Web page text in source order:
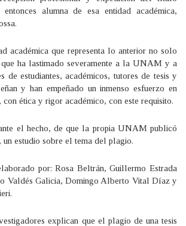
entonces alumna de esa entidad académica,
académica que representa lo anterior no solo
que ha lastimado severamente a la UNAM y a
de estudiantes, académicos, tutores de tesis y
y han empeñado un inmenso esfuerzo en
ética y rigor académico, con este requisito.
el hecho, de que la propia UNAM publicó
un estudio sobre el tema del plagio.
por: Rosa Beltrán, Guillermo Estrada
Valdés Galicia, Domingo Alberto Vital Díaz y
explican que el plagio de una tesis